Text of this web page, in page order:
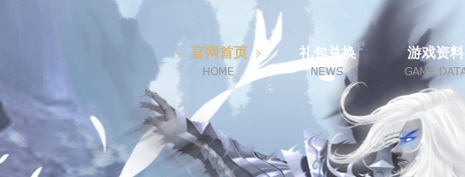
官网首页 礼包兑换 游戏资料